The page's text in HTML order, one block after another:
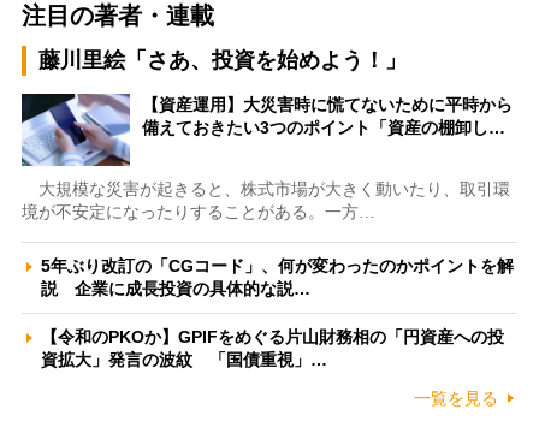
注目の著者・連載
藤川里絵「さあ、投資を始めよう！」
【資産運用】大災害時に慌てないために平時から
備えておきたい3つのポイント「資産の棚卸し…
大規模な災害が起きると、株式市場が大きく動いたり、取引環
境が不安定になったりすることがある。一方…
5年ぶり改訂の「CGコード」、何が変わったのかポイントを解
説 企業に成長投資の具体的な説…
【令和のPKOか】GPIFをめぐる片山財務相の「円資産への投
資拡大」発言の波紋 「国債重視」…
一覧を見る